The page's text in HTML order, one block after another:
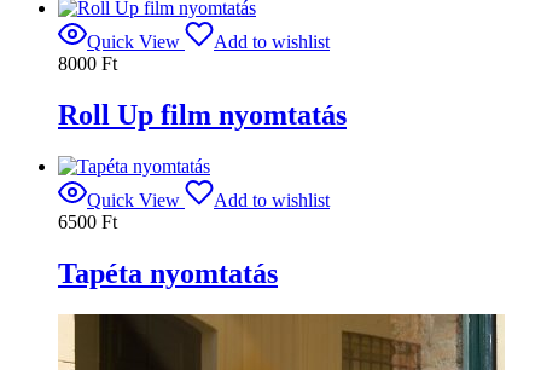
Quick View
Add to wishlist
8000 Ft
Roll Up film nyomtatás
Quick View
Add to wishlist
6500 Ft
Tapéta nyomtatás